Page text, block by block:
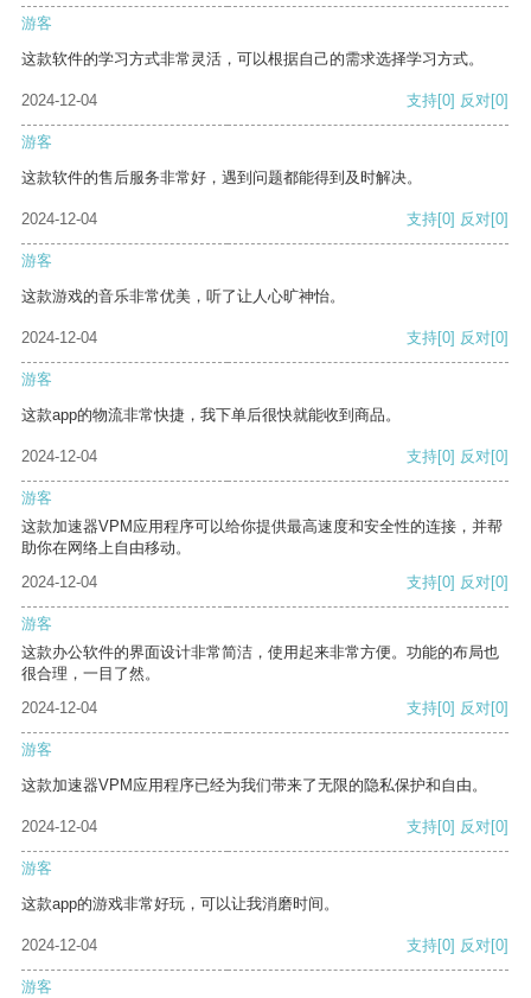
游客
这款软件的学习方式非常灵活，可以根据自己的需求选择学习方式。
2024-12-04 支持[0] 反对[0]
游客
这款软件的售后服务非常好，遇到问题都能得到及时解决。
2024-12-04 支持[0] 反对[0]
游客
这款游戏的音乐非常优美，听了让人心旷神怡。
2024-12-04 支持[0] 反对[0]
游客
这款app的物流非常快捷，我下单后很快就能收到商品。
2024-12-04 支持[0] 反对[0]
游客
这款加速器VPM应用程序可以给你提供最高速度和安全性的连接，并帮
助你在网络上自由移动。
2024-12-04
支持[0] 反对[0]
游客
这款办公软件的界面设计非常简洁，使用起来非常方便。功能的布局也
很合理，一目了然。
2024-12-04
支持[0] 反对[0]
游客
这款加速器VPM应用程序已经为我们带来了无限的隐私保护和自由。
2024-12-04 支持[0] 反对[0]
游客
这款app的游戏非常好玩，可以让我消磨时间。
2024-12-04 支持[0] 反对[0]
游客